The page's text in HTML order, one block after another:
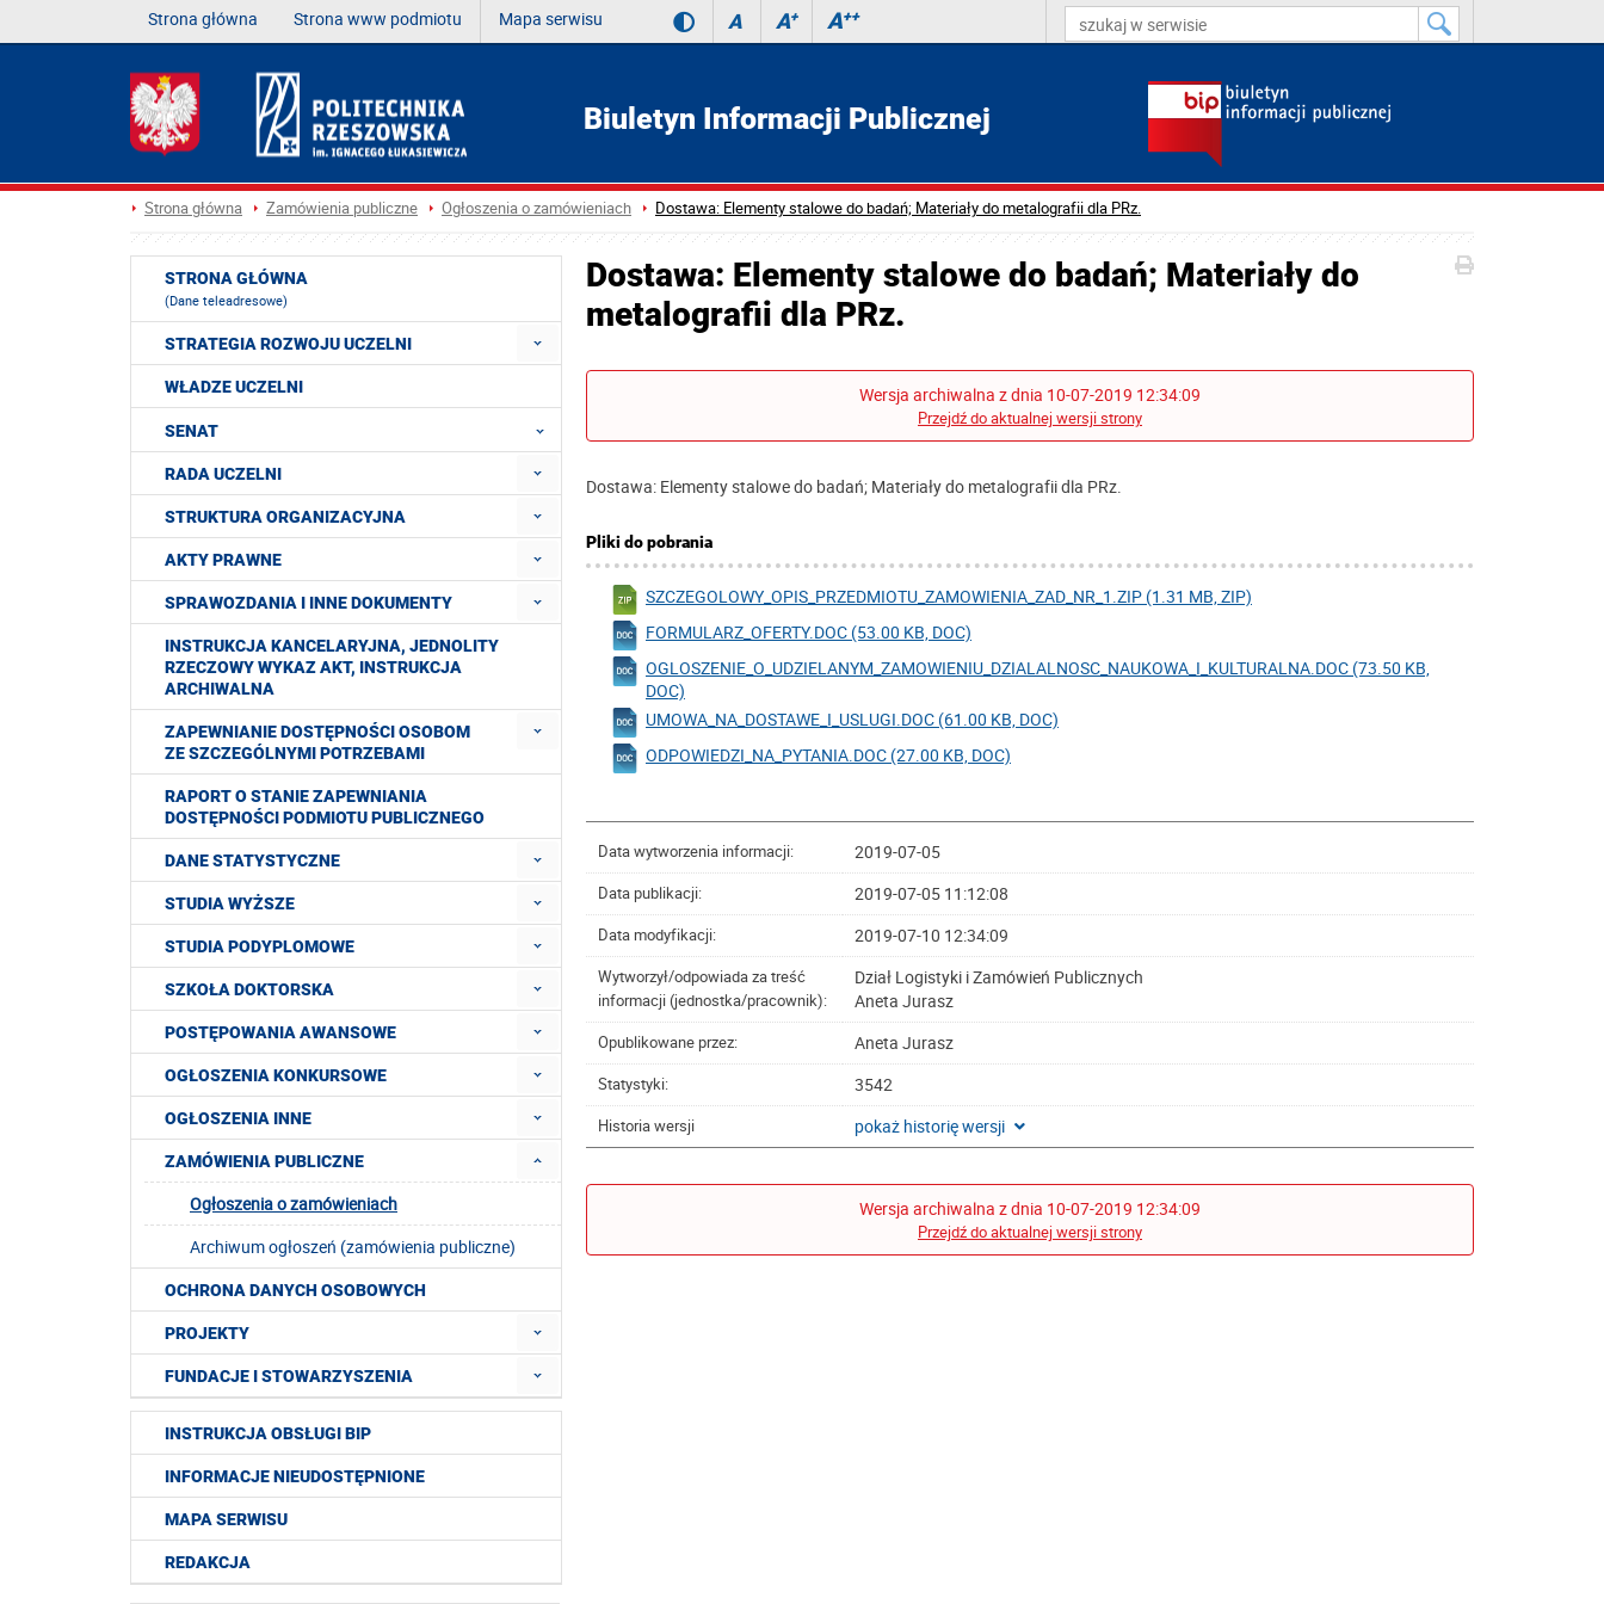
Strona główna Strona www podmiotu Mapa serwisu A A+ A++
Biuletyn Informacji Publicznej
Strona główna Zamówienia publiczne Ogłoszenia o zamówieniach Dostawa: Elementy stalowe do badań; Materiały do metalografii dla PRz.
Dostawa: Elementy stalowe do badań; Materiały do
metalografii dla PRz.
Wersja archiwalna z dnia 10-07-2019 12:34:09
Przejdź do aktualnej wersji strony
Dostawa: Elementy stalowe do badań; Materiały do metalografii dla PRz.
Pliki do pobrania
SZCZEGOLOWY_OPIS_PRZEDMIOTU_ZAMOWIENIA_ZAD_NR_1.ZIP (1.31 MB, ZIP)
FORMULARZ_OFERTY.DOC (53.00 KB, DOC)
OGLOSZENIE_O_UDZIELANYM_ZAMOWIENIU_DZIALALNOSC_NAUKOWA_I_KULTURALNA.DOC (73.50 KB,
DOC)
UMOWA_NA_DOSTAWE_I_USLUGI.DOC (61.00 KB, DOC)
ODPOWIEDZI_NA_PYTANIA.DOC (27.00 KB, DOC)
Data wytworzenia informacji: 2019-07-05
Data publikacji: 2019-07-05 11:12:08
Data modyfikacji: 2019-07-10 12:34:09
Wytworzył/odpowiada za treść
informacji (jednostka/pracownik):
Dział Logistyki i Zamówień Publicznych
Aneta Jurasz
Opublikowane przez: Aneta Jurasz
Statystyki: 3542
Historia wersji pokaż historię wersji
Wersja archiwalna z dnia 10-07-2019 12:34:09
Przejdź do aktualnej wersji strony
STRONA GŁÓWNA
(Dane teleadresowe)
STRATEGIA ROZWOJU UCZELNI
WŁADZE UCZELNI
SENAT
RADA UCZELNI
STRUKTURA ORGANIZACYJNA
AKTY PRAWNE
SPRAWOZDANIA I INNE DOKUMENTY
INSTRUKCJA KANCELARYJNA, JEDNOLITY
RZECZOWY WYKAZ AKT, INSTRUKCJA
ARCHIWALNA
ZAPEWNIANIE DOSTĘPNOŚCI OSOBOM
ZE SZCZEGÓLNYMI POTRZEBAMI
RAPORT O STANIE ZAPEWNIANIA
DOSTĘPNOŚCI PODMIOTU PUBLICZNEGO
DANE STATYSTYCZNE
STUDIA WYŻSZE
STUDIA PODYPLOMOWE
SZKOŁA DOKTORSKA
POSTĘPOWANIA AWANSOWE
OGŁOSZENIA KONKURSOWE
OGŁOSZENIA INNE
ZAMÓWIENIA PUBLICZNE
Ogłoszenia o zamówieniach
Archiwum ogłoszeń (zamówienia publiczne)
OCHRONA DANYCH OSOBOWYCH
PROJEKTY
FUNDACJE I STOWARZYSZENIA
INSTRUKCJA OBSŁUGI BIP
INFORMACJE NIEUDOSTĘPNIONE
MAPA SERWISU
REDAKCJA